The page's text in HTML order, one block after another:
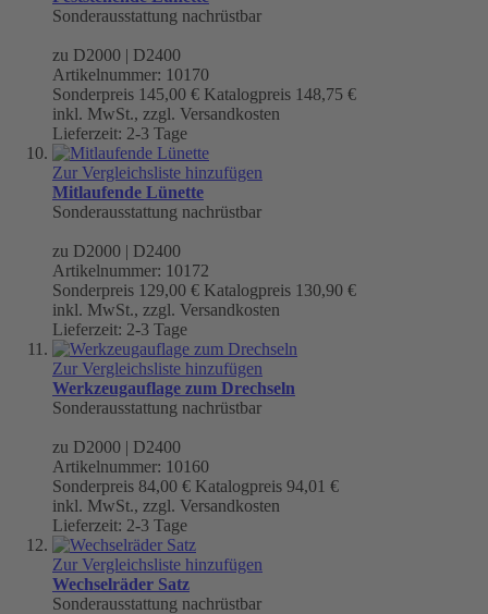
Sonderausstattung nachrüstbar
zu D2000 | D2400
Artikelnummer: 10170
Sonderpreis 145,00 € Katalogpreis 148,75 €
inkl. MwSt., zzgl. Versandkosten
Lieferzeit: 2-3 Tage
Zur Vergleichsliste hinzufügen
Mitlaufende Lünette
Sonderausstattung nachrüstbar
zu D2000 | D2400
Artikelnummer: 10172
Sonderpreis 129,00 € Katalogpreis 130,90 €
inkl. MwSt., zzgl. Versandkosten
Lieferzeit: 2-3 Tage
Zur Vergleichsliste hinzufügen
Werkzeugauflage zum Drechseln
Sonderausstattung nachrüstbar
zu D2000 | D2400
Artikelnummer: 10160
Sonderpreis 84,00 € Katalogpreis 94,01 €
inkl. MwSt., zzgl. Versandkosten
Lieferzeit: 2-3 Tage
Zur Vergleichsliste hinzufügen
Wechselräder Satz
Sonderausstattung nachrüstbar